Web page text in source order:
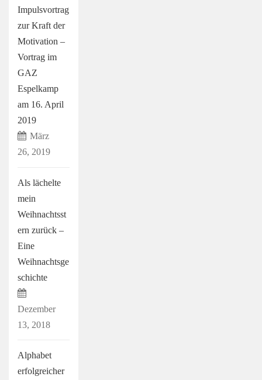
Impulsvortrag
zur Kraft der
Motivation –
Vortrag im
GAZ
Espelkamp
am 16. April
2019
März
26, 2019
Als lächelte
mein
Weihnachtsst
ern zurück –
Eine
Weihnachtsge
schichte
Dezember
13, 2018
Alphabet
erfolgreicher